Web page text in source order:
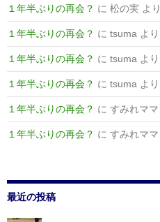
１年半ぶりの再会？ に 松の実 より
１年半ぶりの再会？ に tsuma より
１年半ぶりの再会？ に tsuma より
１年半ぶりの再会？ に tsuma より
１年半ぶりの再会？ に すみれママ
１年半ぶりの再会？ に すみれママ
最近の投稿